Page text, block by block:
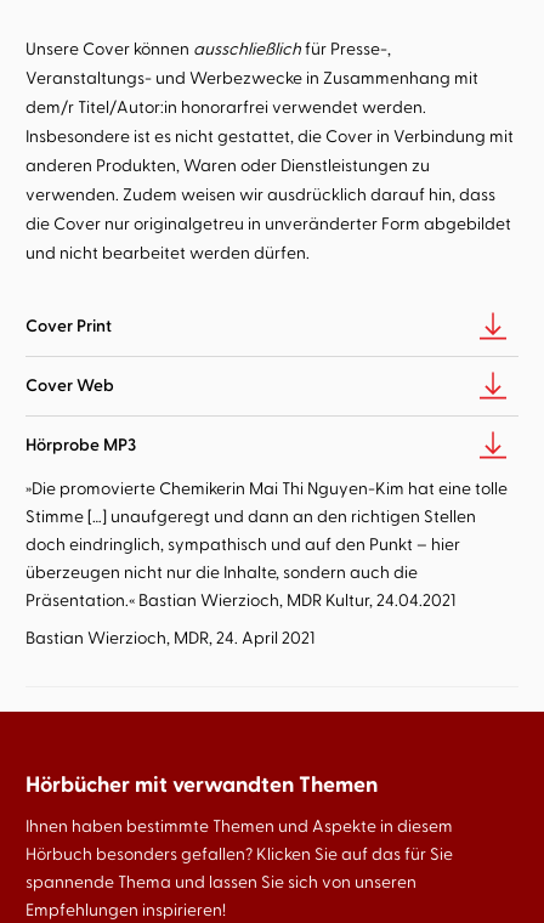
Unsere Cover können ausschließlichfür Presse-,
Veranstaltungs- und Werbezwecke in Zusammenhang mit
dem/r Titel/Autor:in honorarfrei verwendet werden.
Insbesondere ist es nicht gestattet, die Cover in Verbindung mit
anderen Produkten, Waren oder Dienstleistungen zu
verwenden. Zudem weisen wir ausdrücklich darauf hin, dass
die Cover nur originalgetreu in unveränderter Form abgebildet
und nicht bearbeitet werden dürfen.
Cover Print
Cover Web
Hörprobe MP3
»Die promovierte Chemikerin Mai Thi Nguyen-Kim hat eine tolle
Stimme […] unaufgeregt und dann an den richtigen Stellen
doch eindringlich, sympathisch und auf den Punkt – hier
überzeugen nicht nur die Inhalte, sondern auch die
Präsentation.« Bastian Wierzioch, MDR Kultur, 24.04.2021
Bastian Wierzioch, MDR, 24. April 2021
Hörbücher mit verwandten Themen
Ihnen haben bestimmte Themen und Aspekte in diesem
Hörbuch besonders gefallen? Klicken Sie auf das für Sie
spannende Thema und lassen Sie sich von unseren
Empfehlungen inspirieren!